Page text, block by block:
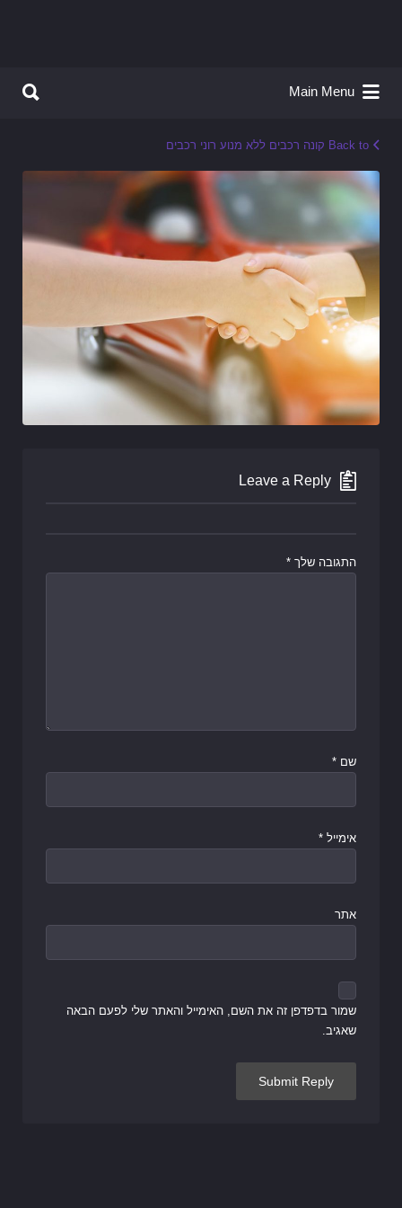
Main Menu
Back to קונה רכבים ללא מנוע רוני רכבים
Leave a Reply
התגובה שלך *
שם *
אימייל *
אתר
שמור בדפדפן זה את השם, האימייל והאתר שלי לפעם הבאה
שאגיב.